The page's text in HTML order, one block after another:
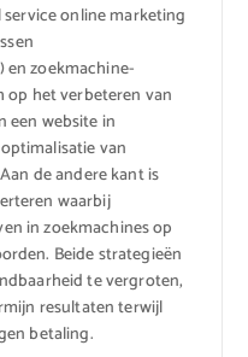
online marketing
en zoekmachine-
op het verbeteren van
een website in
van
de andere kant is
waarbij
in zoekmachines op
Beide strategieën
te vergroten,
resultaten terwijl
betaling.